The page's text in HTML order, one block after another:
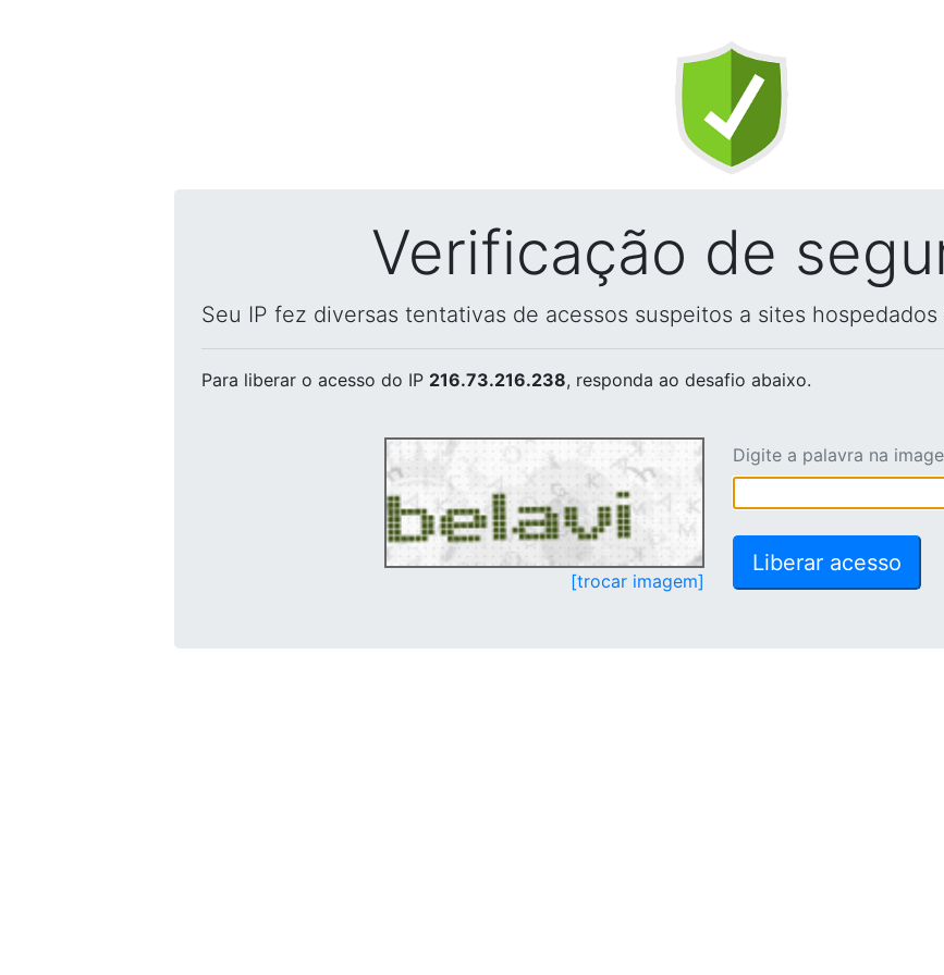
Verificação de
Seu IP fez diversas tentativas de acessos suspeitos a sites hospedados
Para liberar o acesso do IP 216.73.216.238, responda ao desafio abaixo.
[trocar imagem]
Digite a palavra na